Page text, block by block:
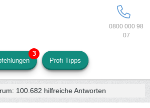
0800 000 98
07
Profi Tipps
100.682 hilfreiche Antworten